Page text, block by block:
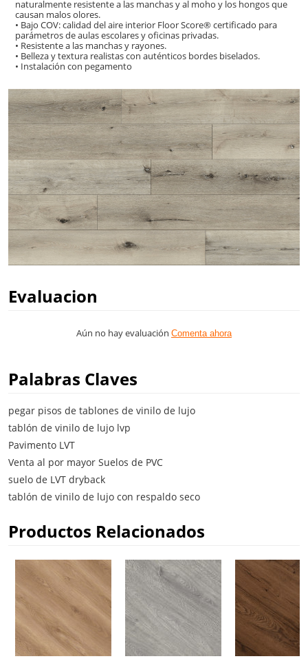
naturalmente resistente a las manchas y al moho y los hongos que
causan malos olores.
• Bajo COV: calidad del aire interior Floor Score® certificado para
parámetros de aulas escolares y oficinas privadas.
• Resistente a las manchas y rayones.
• Belleza y textura realistas con auténticos bordes biselados.
• Instalación con pegamento
Evaluacion
Aún no hay evaluación Comenta ahora
Palabras Claves
pegar pisos de tablones de vinilo de lujo
tablón de vinilo de lujo lvp
Pavimento LVT
Venta al por mayor Suelos de PVC
suelo de LVT dryback
tablón de vinilo de lujo con respaldo seco
Productos Relacionados